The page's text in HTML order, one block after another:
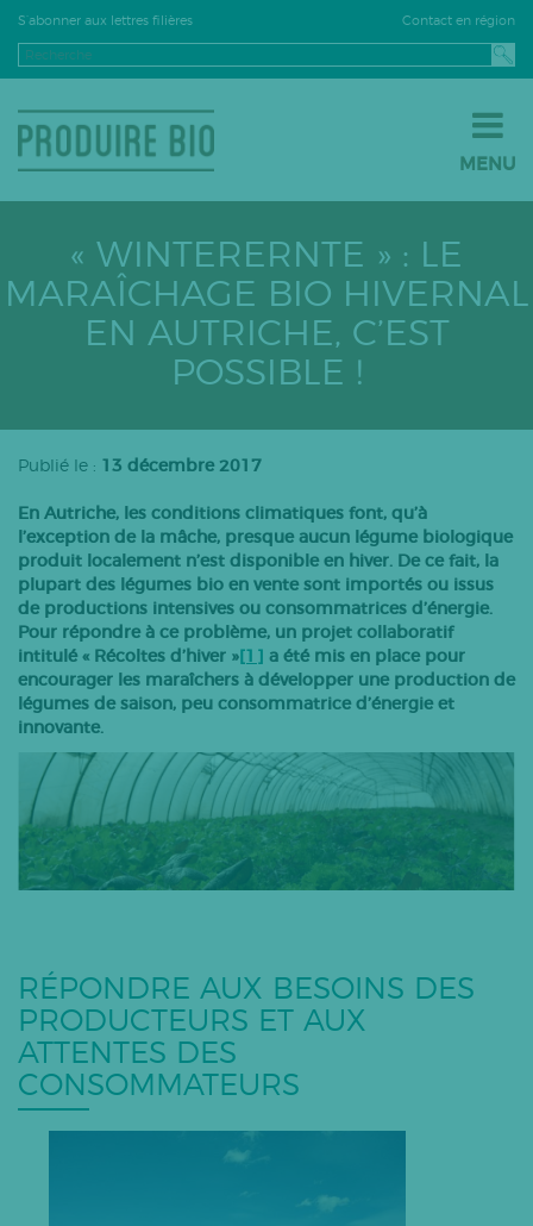
S’abonner aux lettres filières Contact en région
MENU
JE VENDS EN BIO
LE BIO PAR FILIÈRE
Grandes cultures
Fruits
Viticulture
Bovins lait
Bovins-ovins viande
Porcs
Volailles
Autres
Tous les articles
« WINTERERNTE » : LE
MARAÎCHAGE BIO HIVERNAL
EN AUTRICHE, C’EST
POSSIBLE !
Publié le : 13 décembre 2017
En Autriche, les conditions climatiques font, qu’à
l’exception de la mâche, presque aucun légume biologique
produit localement n’est disponible en hiver. De ce fait, la
plupart des légumes bio en vente sont importés ou issus
de productions intensives ou consommatrices d’énergie.
Pour répondre à ce problème, un projet collaboratif
intitulé « Récoltes d’hiver »
a été mis en place pour
encourager les maraîchers à développer une production de
légumes de saison, peu consommatrice d’énergie et
innovante.
RÉPONDRE AUX BESOINS DES
PRODUCTEURS ET AUX
ATTENTES DES
CONSOMMATEURS